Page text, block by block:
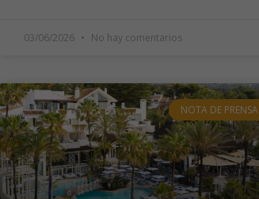
03/06/2026 No hay comentarios
NOTA DE PRENSA